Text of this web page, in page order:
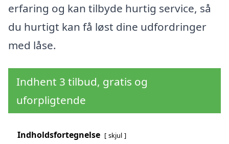
erfaring og kan tilbyde hurtig service, så
du hurtigt kan få løst dine udfordringer
med låse.
Indhent 3 tilbud, gratis og
uforpligtende
Indholdsfortegnelse skjul